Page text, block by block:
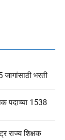
भरती
पदाच्या 1538
राज्य शिक्षक